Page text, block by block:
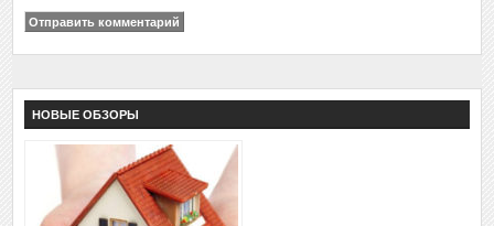
НОВЫЕ ОБЗОРЫ